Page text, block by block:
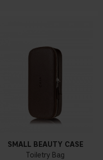
SMALL BEAUTY CASE
Toiletry Bag